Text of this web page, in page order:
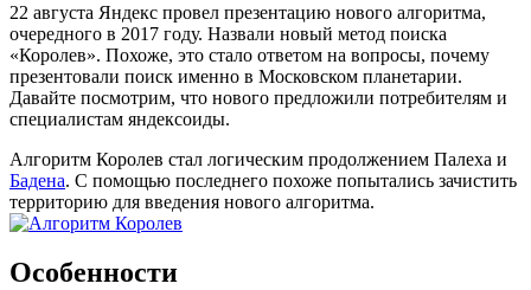
22 августа Яндекс провел презентацию нового алгоритма,
очередного в 2017 году. Назвали новый метод поиска
«Королев». Похоже, это стало ответом на вопросы, почему
презентовали поиск именно в Московском планетарии.
Давайте посмотрим, что нового предложили потребителям и
специалистам яндексоиды.
Алгоритм Королев стал логическим продолжением Палеха и
Бадена. С помощью последнего похоже попытались зачистить
территорию для введения нового алгоритма.
Особенности